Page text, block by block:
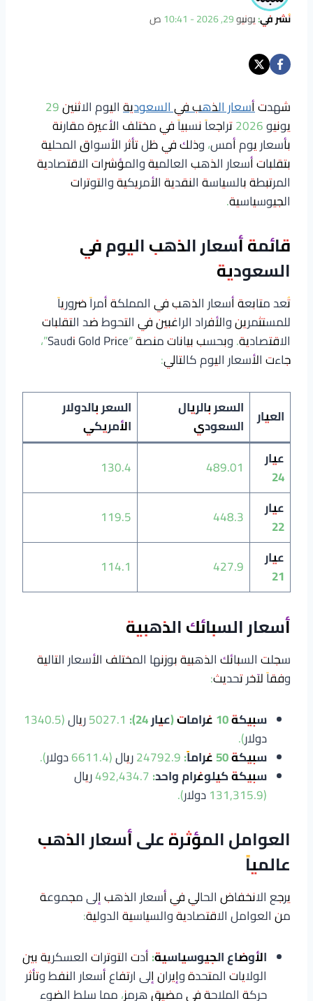
نُشر في:يونيو 29, 2026 - 10:41 ص
شهدتأسعار الذهب في السعودية
اليوم الاثنين 29
يونيو 2026 تراجعاً نسبياً في مختلف الأعيرة مقارنة
بأسعار يوم أمس، وذلك في ظل تأثر الأسواق المحلية
بتقلبات أسعار الذهب العالمية والمؤشرات الاقتصادية
المرتبطة بالسياسة النقدية الأمريكية والتوترات
الجيوسياسية.
قائمة أسعار الذهب اليوم في
السعودية
تُعد متابعة أسعار الذهب في المملكة أمراً ضرورياً
للمستثمرين والأفراد الراغبين في التحوط ضد التقلبات
الاقتصادية. وبحسب بيانات منصة “Saudi Gold Price”،
جاءت الأسعار اليوم كالتالي:
العيار
السعر بالريال
السعودي
السعر بالدولار
الأمريكي
عيار
24
489.01
130.4
عيار
22
448.3
119.5
عيار
21
427.9
114.1
أسعار السبائك الذهبية
سجلت السبائك الذهبية بوزنها المختلف الأسعار التالية
وفقاً لآخر تحديث:
سبيكة 10 غرامات (عيار 24):
5027.1 ريال (1340.5
دولار).
سبيكة 50 غراماً:
سبيكة كيلوغرام واحد:
492,434.7 ريال
(131,315.9 دولار).
العوامل المؤثرة على أسعار الذهب
عالمياً
يرجع الانخفاض الحالي في أسعار الذهب إلى مجموعة
من العوامل الاقتصادية والسياسية الدولية:
الأوضاع الجيوسياسية:أدت التوترات العسكرية بين
الولايات المتحدة وإيران إلى ارتفاع أسعار النفط وتأثر
حركة الملاحة في مضيق هرمز، مما سلط الضوء